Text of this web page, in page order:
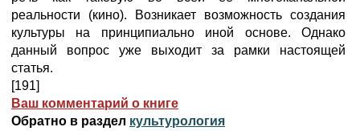
реальности (кино). Возникает возможность создания
культуры на принципиально иной основе. Однако
данный вопрос уже выходит за рамки настоящей
статья.
[191]
Ваш комментарий о книге
Обратно в раздел культурология